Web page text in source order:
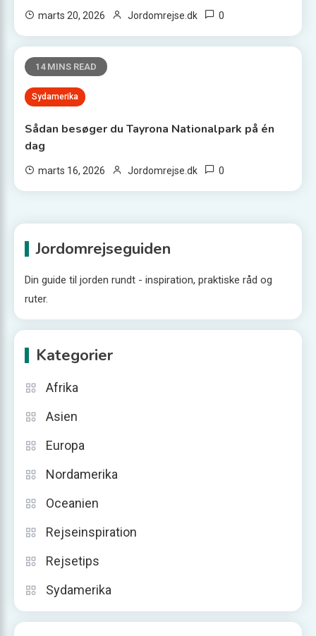
marts 20, 2026 Jordomrejse.dk 0
14 MINS READ
Sydamerika
Sådan besøger du Tayrona Nationalpark på én
dag
marts 16, 2026 Jordomrejse.dk 0
Jordomrejseguiden
Din guide til jorden rundt - inspiration, praktiske råd og
ruter.
Kategorier
Afrika
Asien
Europa
Nordamerika
Oceanien
Rejseinspiration
Rejsetips
Sydamerika